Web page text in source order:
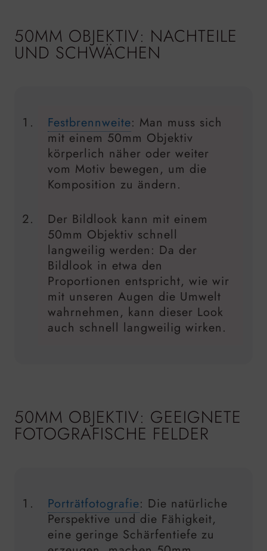
50MM OBJEKTIV: NACHTEILE
UND SCHWÄCHEN
Festbrennweite: Man muss sich
mit einem 50mm Objektiv
körperlich näher oder weiter
vom Motiv bewegen, um die
Komposition zu ändern.
Der Bildlook kann mit einem
50mm Objektiv schnell
langweilig werden: Da der
Bildlook in etwa den
Proportionen entspricht, wie wir
mit unseren Augen die Umwelt
wahrnehmen, kann dieser Look
auch schnell langweilig wirken.
50MM OBJEKTIV: GEEIGNETE
FOTOGRAFISCHE FELDER
Porträtfotografie: Die natürliche
Perspektive und die Fähigkeit,
eine geringe Schärfentiefe zu